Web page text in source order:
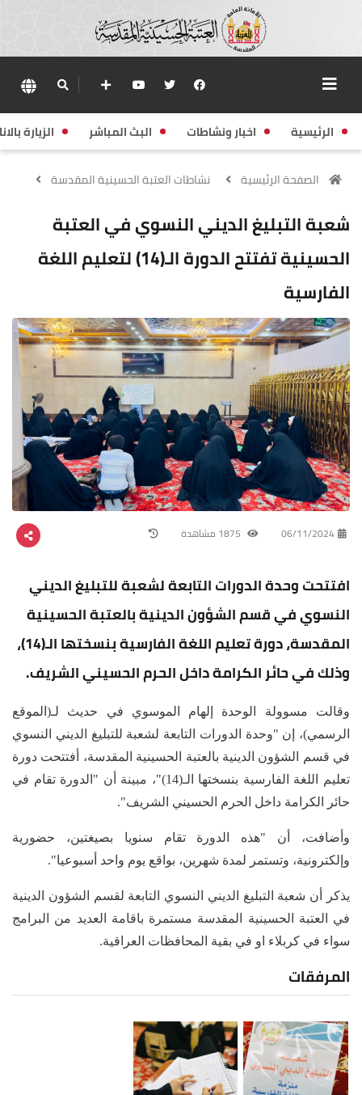
الرئيسية اخبار ونشاطات البث المباشر الزيارة
الصفحة الرئيسية نشاطات العتبة الحسينية المقدسة
شعبة التبليغ الديني النسوي في العتبة
الحسينية تفتتح الدورة الـ(14) لتعليم اللغة
الفارسية
06/11/2024
افتتحت وحدة الدورات التابعة لشعبة للتبليغ الديني
النسوي في قسم الشؤون الدينية بالعتبة الحسينية
المقدسة، دورة تعليم اللغة الفارسية بنسختها الـ(14)،
وذلك في حائر الكرامة داخل الحرم الحسيني الشريف.
وقالت مسوولة الوحدة إلهام الموسوي في حديث لـ(الموقع
الرسمي)، إن "وحدة الدورات التابعة لشعبة للتبليغ الديني النسوي
في قسم الشؤون الدينية بالعتبة الحسينية المقدسة، أفتتحت دورة
تعليم اللغة الفارسية بنسختها الـ(14)"، مبينة أن "الدورة تقام في
حائر الكرامة داخل الحرم الحسيني الشريف".
وأضافت، أن "هذه الدورة تقام سنويا بصيغتين، حضورية
وإلكترونية، وتستمر لمدة شهرين، بواقع يوم واحد أسبوعيا".
يذكر أن شعبة التبليغ الديني النسوي التابعة لقسم الشؤون الدينية
في العتبة الحسينية المقدسة مستمرة باقامة العديد من البرامج
سواء في كربلاء او في بقية المحافظات العراقية.
المرفقات